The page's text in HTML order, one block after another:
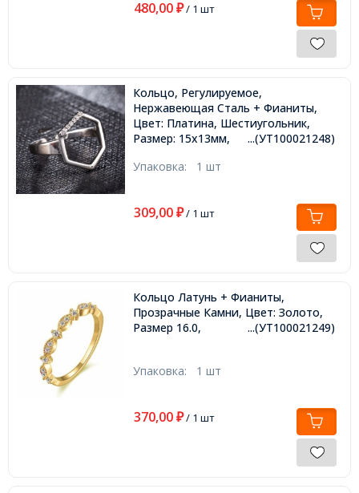
480,00 ₽/ 1 шт
Кольцо, Регулируемое,
Нержавеющая Сталь + Фианиты,
Цвет: Платина, Шестиугольник,
Размер: 15х13мм,
...(УТ100021248)
Упаковка: 1 шт
309,00 ₽/ 1 шт
Кольцо Латунь + Фианиты,
Прозрачные Камни, Цвет: Золото,
Размер 16.0,
...(УТ100021249)
Упаковка: 1 шт
370,00 ₽/ 1 шт